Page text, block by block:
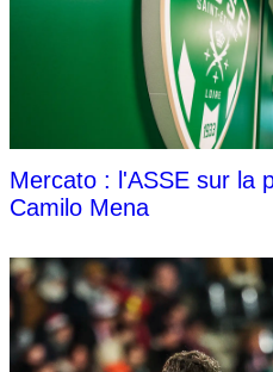
Mercato : l'ASSE sur la
Camilo Mena